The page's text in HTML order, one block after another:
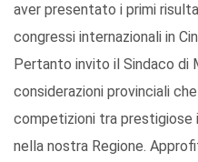
aver presentato i primi
congressi internazionali in
Pertanto invito il Sindaco di
considerazioni provinciali
competizioni tra
nella nostra Regione.